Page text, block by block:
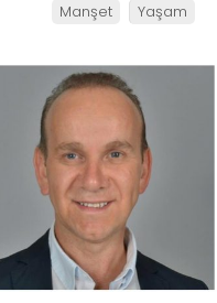
Manşet Yaşam